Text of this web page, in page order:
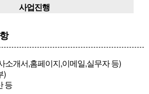
사업진행
소개서,홈페이지,이메일,실무자 등)
)
등